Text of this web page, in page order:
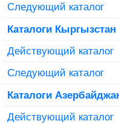
Следующий каталог
Каталоги Кыргызстан
Действующий каталог
Следующий каталог
Каталоги
Действующий каталог